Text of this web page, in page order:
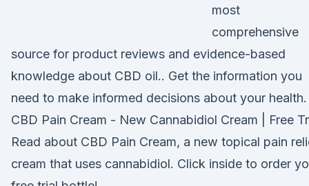
most
comprehensive
source for product reviews and evidence-based
knowledge about CBD oil.. Get the information you
need to make informed decisions about your health.
CBD Pain Cream - New Cannabidiol Cream | Free
Read about CBD Pain Cream, a new topical pain
cream that uses cannabidiol. Click inside to order